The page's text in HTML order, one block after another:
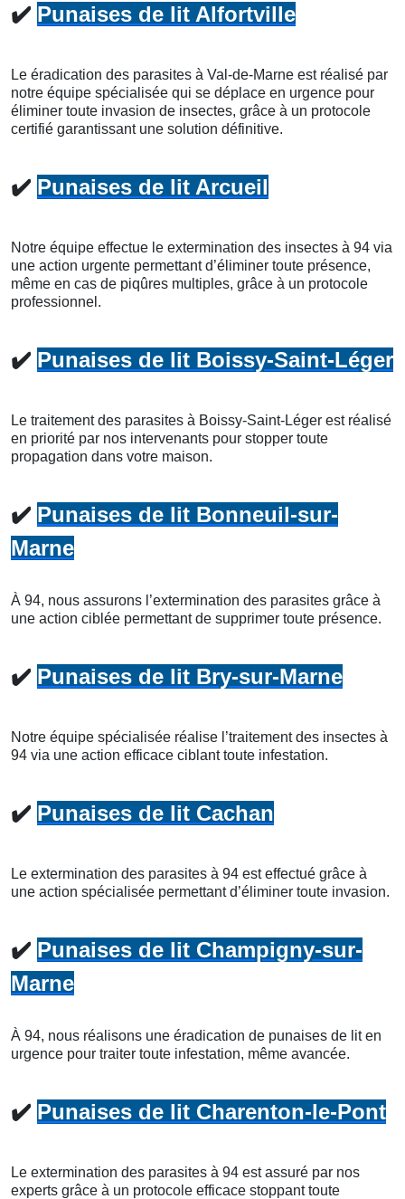
✔️ Punaises de lit Alfortville
Le éradication des parasites à Val-de-Marne est réalisé par
notre équipe spécialisée qui se déplace en urgence pour
éliminer toute invasion de insectes, grâce à un protocole
certifié garantissant une solution définitive.
✔️ Punaises de lit Arcueil
Notre équipe effectue le extermination des insectes à 94 via
une action urgente permettant d’éliminer toute présence,
même en cas de piqûres multiples, grâce à un protocole
professionnel.
✔️ Punaises de lit Boissy-Saint-Léger
Le traitement des parasites à Boissy-Saint-Léger est réalisé
en priorité par nos intervenants pour stopper toute
propagation dans votre maison.
✔️ Punaises de lit Bonneuil-sur-
Marne
À 94, nous assurons l’extermination des parasites grâce à
une action ciblée permettant de supprimer toute présence.
✔️ Punaises de lit Bry-sur-Marne
Notre équipe spécialisée réalise l’traitement des insectes à
94 via une action efficace ciblant toute infestation.
✔️ Punaises de lit Cachan
Le extermination des parasites à 94 est effectué grâce à
une action spécialisée permettant d’éliminer toute invasion.
✔️ Punaises de lit Champigny-sur-
Marne
À 94, nous réalisons une éradication de punaises de lit en
urgence pour traiter toute infestation, même avancée.
✔️ Punaises de lit Charenton-le-Pont
Le extermination des parasites à 94 est assuré par nos
experts grâce à un protocole efficace stoppant toute